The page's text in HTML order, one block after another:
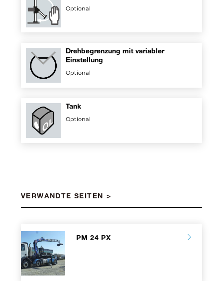
Optional
Drehbegrenzung mit variabler
Einstellung
Optional
Tank
Optional
VERWANDTE SEITEN
PM 24 PX